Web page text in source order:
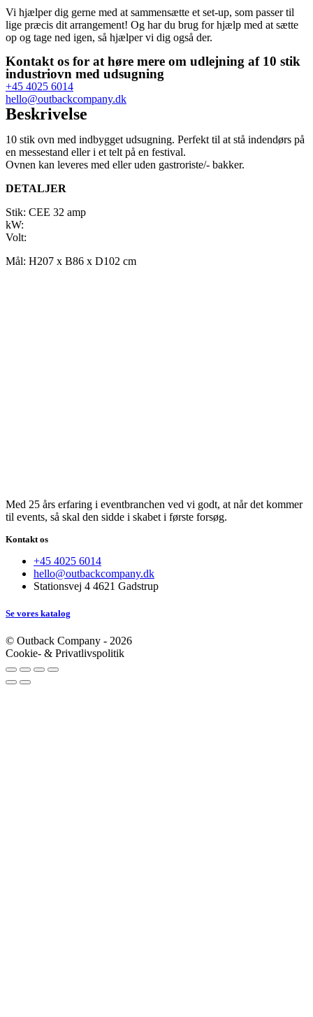
Vi hjælper dig gerne med at sammensætte et set-up, som passer til
lige præcis dit arrangement! Og har du brug for hjælp med at sætte
op og tage ned igen, så hjælper vi dig også der.
Kontakt os for at høre mere om udlejning af 10 stik
industriovn med udsugning
+45 4025 6014
hello@outbackcompany.dk
Beskrivelse
10 stik ovn med indbygget udsugning. Perfekt til at stå indendørs på
en messestand eller i et telt på en festival.
Ovnen kan leveres med eller uden gastroriste/- bakker.
DETALJER
Stik: CEE 32 amp
kW:
Volt:
Mål: H207 x B86 x D102 cm
Med 25 års erfaring i eventbranchen ved vi godt, at når det kommer
til events, så skal den sidde i skabet i første forsøg.
Kontakt os
+45 4025 6014
hello@outbackcompany.dk
Stationsvej 4 4621 Gadstrup
Se vores katalog
© Outback Company - 2026
Cookie- & Privatlivspolitik